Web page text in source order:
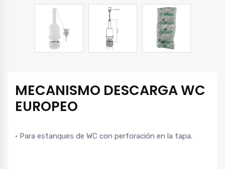
MECANISMO DESCARGA WC
EUROPEO
• Para estanques de WC con perforación en la tapa.